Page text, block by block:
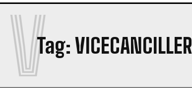
Tag: VICECANCILLER
V